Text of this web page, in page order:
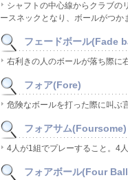
シャフトの中心線からクラブの
ースネックとなり、ボールがつか
フェードボール(Fade
右利きの人のボールが落ち際に
フォア(Fore)
危険なボールを打った際に叫ぶ
フォアサム(Foursome)
4人が1組でプレーすること。4
フォアボール(Four